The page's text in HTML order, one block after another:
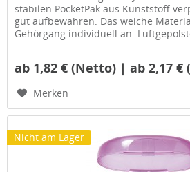
stabilen PocketPak aus Kunststoff
gut aufbewahren. Das weiche
Gehörgang individuell an.
ab 1,82 € (Netto) | ab 2,17 €
Merken
Nicht am Lager